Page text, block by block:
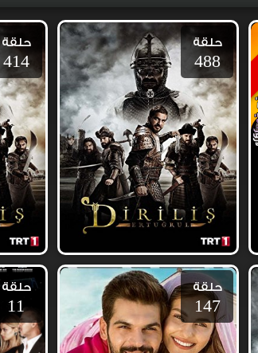
حلقة
488
حلقة
414
حلقة
147
حلقة
11